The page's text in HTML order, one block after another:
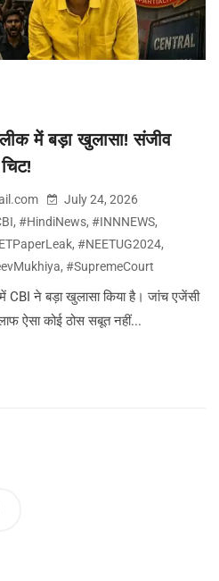
में बड़ा खुलासा! संजीव
July 24, 2026
, #HindiNews, #INNNEWS,
, #NEETUG2024,
, #SupremeCourt
CBI ने बड़ा खुलासा किया है। जांच एजेंसी
ऐसा कोई ठोस सबूत नहीं...